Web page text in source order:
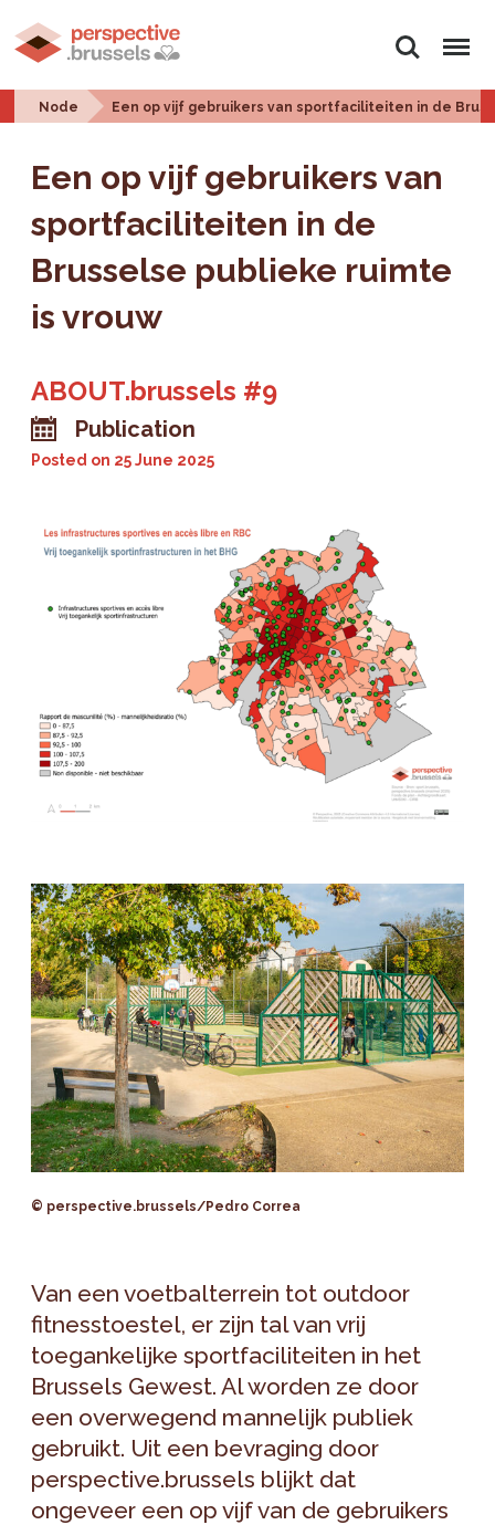
Search Menu
Node Een op vijf gebruikers van sportfaciliteiten in de
Een op vijf gebruikers van
sportfaciliteiten in de
Brusselse publieke ruimte
is vrouw
ABOUT.brussels #9
Publication
Posted on 25 June 2025
© perspective.brussels/Pedro Correa
Van een voetbalterrein tot outdoor
fitnesstoestel, er zijn tal van vrij
toegankelijke sportfaciliteiten in het
Brussels Gewest. Al worden ze door
een overwegend mannelijk publiek
gebruikt. Uit een bevraging door
perspective.brussels blijkt dat
ongeveer een op vijf van de gebruikers